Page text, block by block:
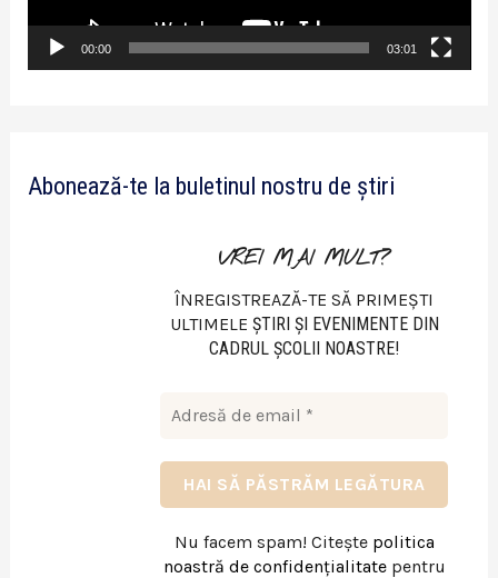
o
00:00 03:01
Abonează-te la buletinul nostru de știri
VREI MAI MULT?
ÎNREGISTREAZĂ-TE SĂ PRIMEȘTI
ULTIMELE ŞTIRI ŞI EVENIMENTE DIN
CADRUL ŞCOLII NOASTRE!
Nu facem spam! Citește politica
noastră de confidențialitatepentru